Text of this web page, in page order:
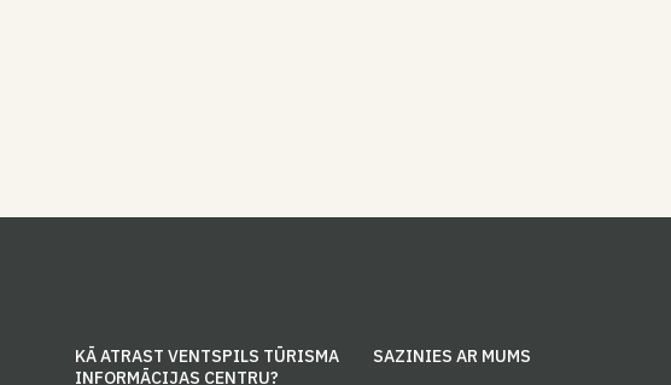
KĀ ATRAST VENTSPILS TŪRISMA
INFORMĀCIJAS CENTRU?
SAZINIES AR MUMS